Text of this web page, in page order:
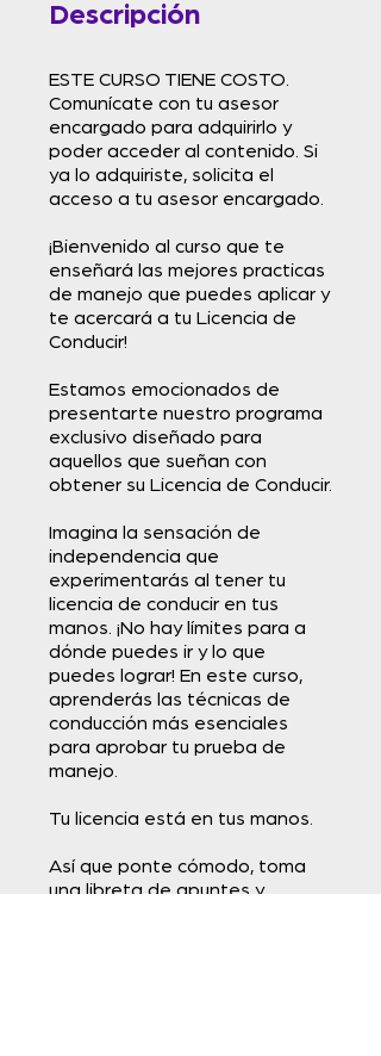
Descripción
ESTE CURSO TIENE COSTO.
Comunícate con tu asesor
encargado para adquirirlo y
poder acceder al contenido. Si
ya lo adquiriste, solicita el
acceso a tu asesor encargado.
¡Bienvenido al curso que te
enseñará las mejores practicas
de manejo que puedes aplicar y
te acercará a tu Licencia de
Conducir!
Estamos emocionados de
presentarte nuestro programa
exclusivo diseñado para
aquellos que sueñan con
obtener su Licencia de Conducir.
Imagina la sensación de
independencia que
experimentarás al tener tu
licencia de conducir en tus
manos. ¡No hay límites para a
dónde puedes ir y lo que
puedes lograr! En este curso,
aprenderás las técnicas de
conducción más esenciales
para aprobar tu prueba de
manejo.
Tu licencia está en tus manos.
Así que ponte cómodo, toma
una libreta de apuntes y